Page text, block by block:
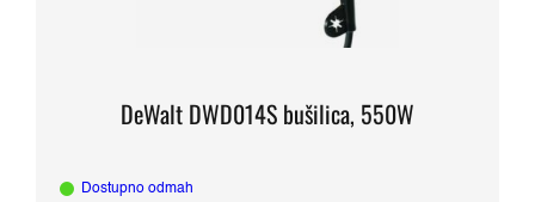
DeWalt DWD014S bušilica, 550W
Dostupno odmah